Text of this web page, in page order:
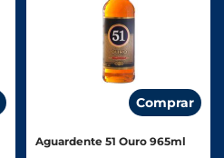
Comprar
Aguardente 51 Ouro 965ml